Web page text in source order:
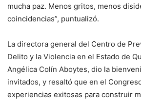
mucha paz. Menos gritos, menos
coincidencias”, puntualizó.
La directora general del Centro de
Delito y la Violencia en el Estado de
Angélica Colín Aboytes, dio la
invitados, y resaltó que en el
experiencias exitosas para construir